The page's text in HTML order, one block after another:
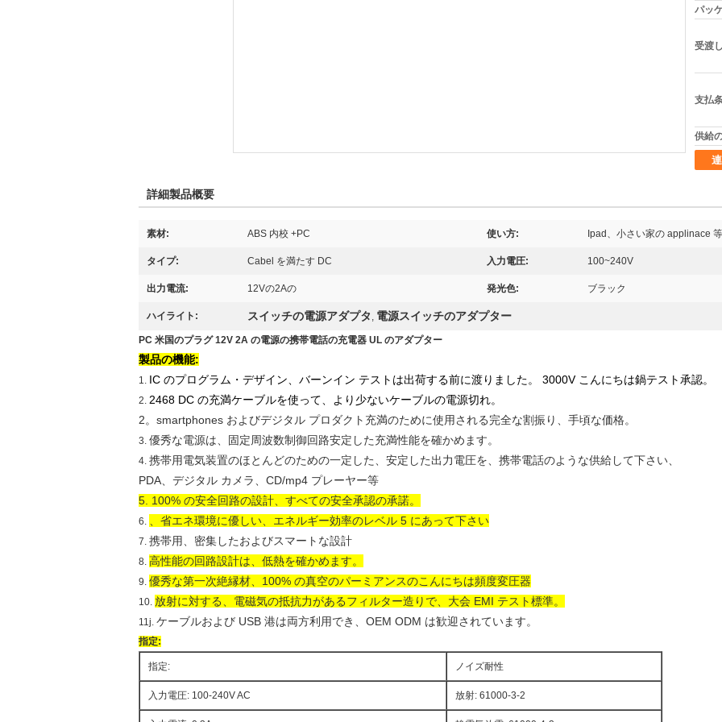
パッ
受渡
支払
供給
詳細製品概要
素材: ABS 内校 +PC 使い方: Ipad、小さい家の applinace 等
タイプ: Cabel を満たす DC 入力電圧: 100~240V
出力電流: 12Vの2Aの 発光色: ブラック
ハイライト: スイッチの電源アダプタ , 電源スイッチのアダプター
PC 米国のプラグ 12V 2A の電源の携帯電話の充電器 UL のアダプター
製品の機能:
1. IC のプログラム・デザイン、バーンイン テストは出荷する前に渡りました。 3000V こんにちは鍋テスト承認。
2. 2468 DC の充満ケーブルを使って、より少ないケーブルの電源切れ。
2。smartphones およびデジタル プロダクト充満のために使用される完全な割振り、手頃な価格。
3. 優秀な電源は、固定周波数制御回路安定した充満性能を確かめます。
4. 携帯用電気装置のほとんどのための一定した、安定した出力電圧を、携帯電話のような供給して下さい、
PDA、デジタル カメラ、CD/mp4 プレーヤー等
5. 100% の安全回路の設計、すべての安全承認の承諾。
6. 、省エネ環境に優しい、エネルギー効率のレベル 5 にあって下さい
7. 携帯用、密集したおよびスマートな設計
8. 高性能の回路設計は、低熱を確かめます。
9. 優秀な第一次絶縁材、100% の真空のパーミアンスのこんにちは頻度変圧器
10. 放射に対する、電磁気の抵抗力があるフィルター造りで、大会 EMI テスト標準。
11j. ケーブルおよび USB 港は両方利用でき、OEM ODM は歓迎されています。
指定:
指定: ノイズ耐性
入力電圧: 100-240V AC 放射: 61000-3-2